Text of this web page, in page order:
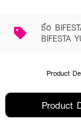
ซื้อ
BIFESTA
Product
Product